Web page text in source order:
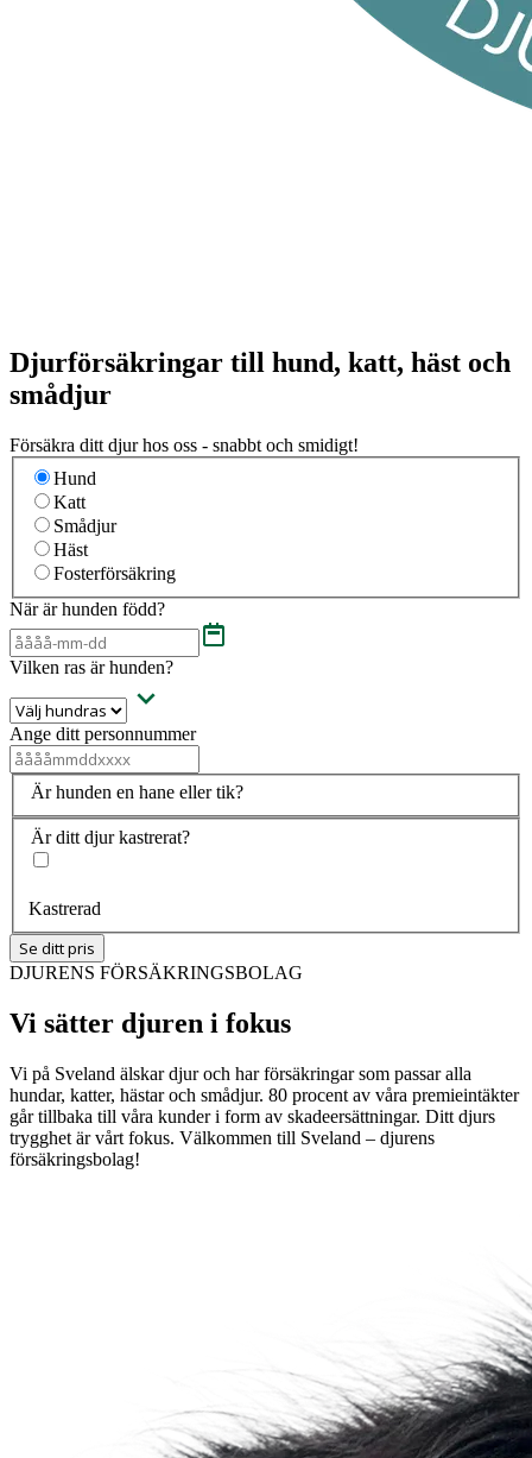
Djurförsäkringar till hund, katt, häst och
smådjur
Försäkra ditt djur hos oss - snabbt och smidigt!
Hund
Katt
Smådjur
Häst
Fosterförsäkring
När är hunden född?
Vilken ras är hunden?
Ange ditt personnummer
Är hunden en hane eller tik?
Är ditt djur kastrerat?
Kastrerad
Se ditt pris
DJURENS FÖRSÄKRINGSBOLAG
Vi sätter djuren i fokus
Vi på Sveland älskar djur och har försäkringar som passar alla
hundar, katter, hästar och smådjur. 80 procent av våra premieintäkter
går tillbaka till våra kunder i form av skadeersättningar. Ditt djurs
trygghet är vårt fokus. Välkommen till Sveland – djurens
försäkringsbolag!